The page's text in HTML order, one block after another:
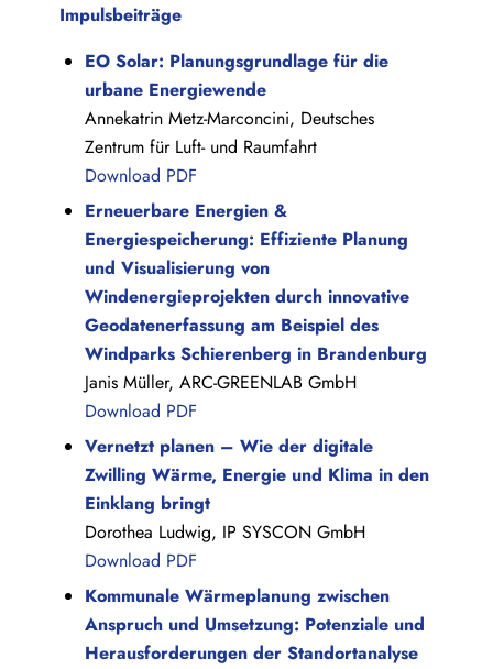
Impulsbeiträge
EO Solar: Planungsgrundlage für die
urbane Energiewende
Annekatrin Metz-Marconcini, Deutsches
Zentrum für Luft- und Raumfahrt
Download PDF
Erneuerbare Energien &
Energiespeicherung: Effiziente Planung
und Visualisierung von
Windenergieprojekten durch innovative
Geodatenerfassung am Beispiel des
Windparks Schierenberg in Brandenburg
Janis Müller, ARC-GREENLAB GmbH
Download PDF
Vernetzt planen – Wie der digitale
Zwilling Wärme, Energie und Klima in den
Einklang bringt
Dorothea Ludwig, IP SYSCON GmbH
Download PDF
Kommunale Wärmeplanung zwischen
Anspruch und Umsetzung: Potenziale und
Herausforderungen der Standortanalyse